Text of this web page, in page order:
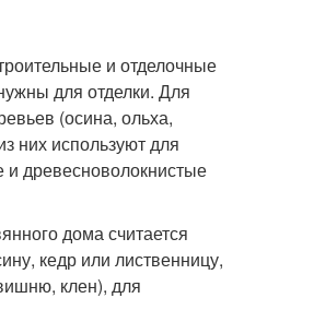
и отделочные
для отделки. Для
(осина, ольха,
них используют для
и древесноволокнистые
дома считается
кедр или лиственницу,
клен), для